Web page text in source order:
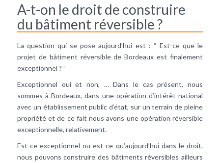
A-t-on le droit de construire
du bâtiment réversible ?
La question qui se pose aujourd’hui est : “ Est-ce que le
projet de bâtiment réversible de Bordeaux est finalement
exceptionnel ? ”
Exceptionnel oui et non, … Dans le cas présent, nous
sommes à Bordeaux, dans une opération d’intérêt national
avec un établissement public d’état, sur un terrain de pleine
propriété et de ce fait nous avons une opération réversible
exceptionnelle, relativement.
Est-ce exceptionnel ou est-ce qu’aujourd’hui dans le droit,
nous pouvons construire des bâtiments réversibles ailleurs